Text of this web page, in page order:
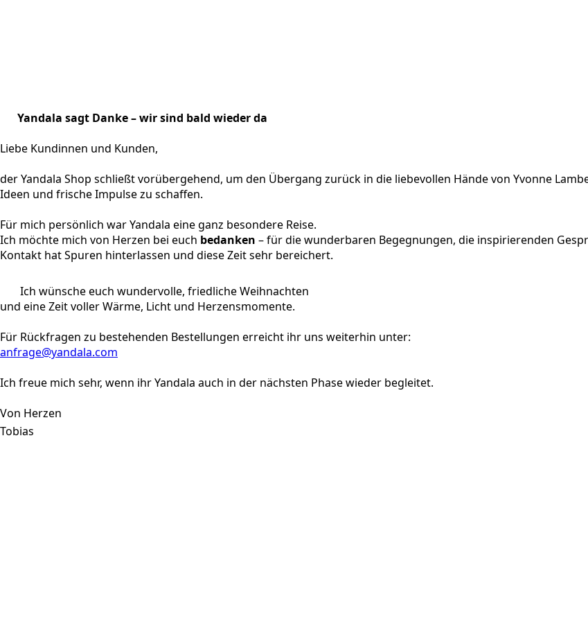
Yandala sagt Danke – wir sind bald wieder da
Liebe Kundinnen und Kunden,
der Yandala Shop schließt vorübergehend, um den Übergang zurück in die liebevollen Hände von Yvonne
Ideen und frische Impulse zu schaffen.
Für mich persönlich war Yandala eine ganz besondere Reise.
Ich möchte mich von Herzen bei euch bedanken – für die wunderbaren Begegnungen, die inspirierenden
Kontakt hat Spuren hinterlassen und diese Zeit sehr bereichert.
Ich wünsche euch wundervolle, friedliche Weihnachten
und eine Zeit voller Wärme, Licht und Herzensmomente.
Für Rückfragen zu bestehenden Bestellungen erreicht ihr uns weiterhin unter:
anfrage@yandala.com
Ich freue mich sehr, wenn ihr Yandala auch in der nächsten Phase wieder begleitet.
Von Herzen
Tobias